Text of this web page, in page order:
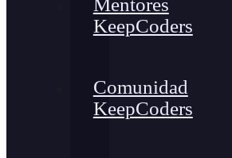
Mentores
KeepCoders
Comunidad
KeepCoders